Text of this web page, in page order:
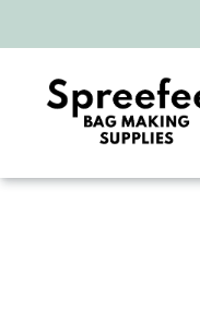
Direkt